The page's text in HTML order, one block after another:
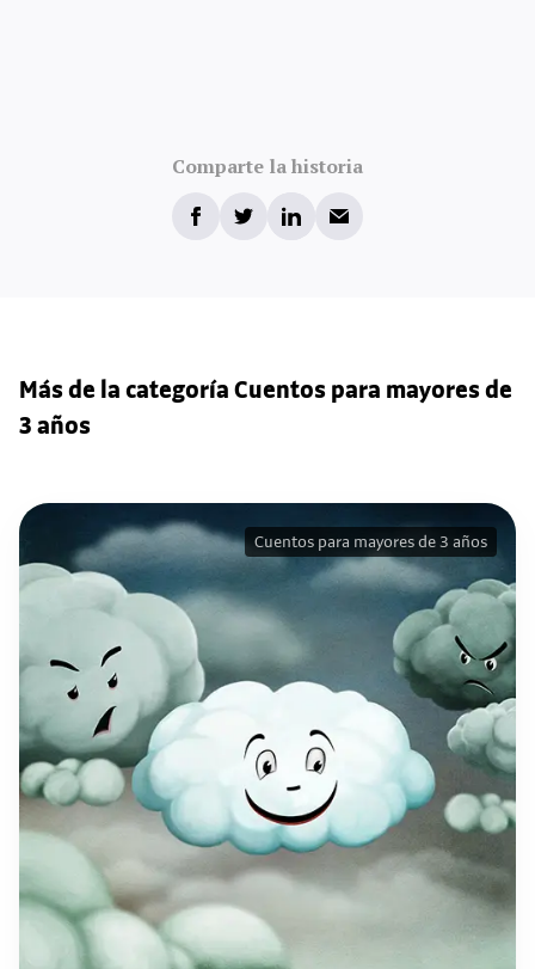
Comparte la historia
Más de la categoría Cuentos para mayores de
3 años
Cuentos para mayores de 3 años